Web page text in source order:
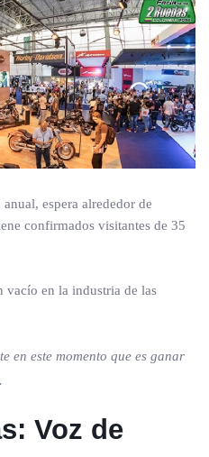
espera alrededor de
confirmados visitantes de 35
vacío en la industria de las
en este momento que es ganar
Voz de